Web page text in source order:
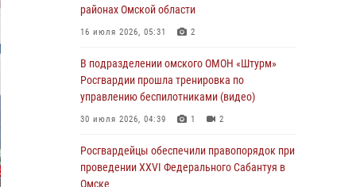
Росгвардейцы приняли участие в крестном
ходе в День крещения Руси в Омске
При содействии спецназа Росгвардии
пресечены нарушения миграционного
законодательства в Омске (видео)
Росгвардия обеспечила правопорядок на
районах Омской области
16 июля 2026, 05:31 2
В подразделении омского ОМОН «Штурм»
Росгвардии прошла тренировка по
управлению беспилотниками (видео)
30 июля 2026, 04:39 1 2
Росгвардейцы обеcпечили правопорядок при
проведении XXVI Федерального Сабантуя в
Омске